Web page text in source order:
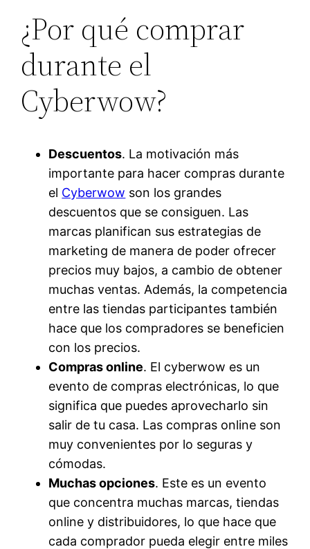
¿Por qué comprar
durante el
Cyberwow?
Descuentos. La motivación más
importante para hacer compras durante
el Cyberwow son los grandes
descuentos que se consiguen. Las
marcas planifican sus estrategias de
marketing de manera de poder ofrecer
precios muy bajos, a cambio de obtener
muchas ventas. Además, la competencia
entre las tiendas participantes también
hace que los compradores se beneficien
con los precios.
Compras online. El cyberwow es un
evento de compras electrónicas, lo que
significa que puedes aprovecharlo sin
salir de tu casa. Las compras online son
muy convenientes por lo seguras y
cómodas.
Muchas opciones. Este es un evento
que concentra muchas marcas, tiendas
online y distribuidores, lo que hace que
cada comprador pueda elegir entre miles